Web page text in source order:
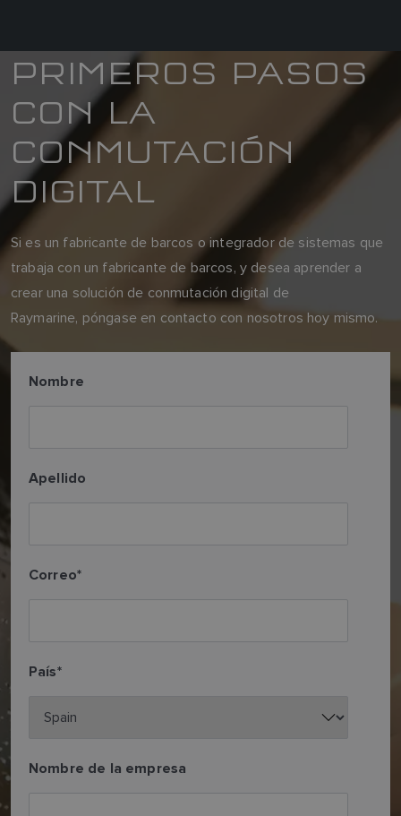
PRIMEROS PASOS
CON LA
CONMUTACIÓN
DIGITAL
Si es un fabricante de barcos o integrador de sistemas que
trabaja con un fabricante de barcos, y desea aprender a
crear una solución de conmutación digital de
Raymarine, póngase en contacto con nosotros hoy mismo.
Nombre
Apellido
Correo*
País*
Nombre de la empresa